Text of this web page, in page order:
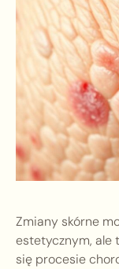
Zmiany skórne
estetycznym, ale
się procesie